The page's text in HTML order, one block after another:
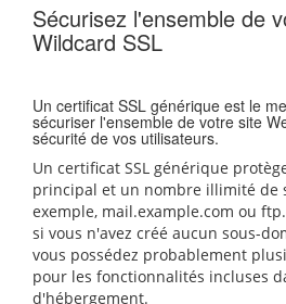
Sécurisez l'ensemble de
Wildcard SSL
Un certificat SSL générique est le
sécuriser l'ensemble de votre site
sécurité de vos utilisateurs.
Un certificat SSL générique
principal et un nombre illimité de
exemple, mail.example.com ou
si vous n'avez créé aucun sous-
vous possédez probablement
pour les fonctionnalités incluses
d'hébergement.